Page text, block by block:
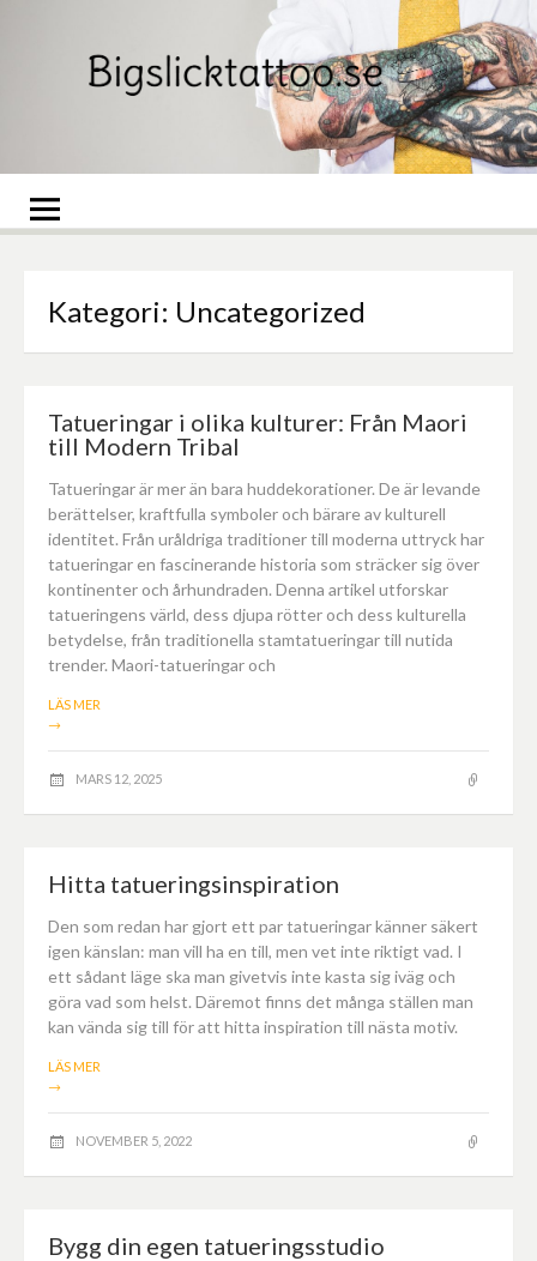
Bigslicktattoo.se
Kategori: Uncategorized
Tatueringar i olika kulturer: Från Maori
till Modern Tribal
Tatueringar är mer än bara huddekorationer. De är levande
berättelser, kraftfulla symboler och bärare av kulturell
identitet. Från uråldriga traditioner till moderna uttryck har
tatueringar en fascinerande historia som sträcker sig över
kontinenter och århundraden. Denna artikel utforskar
tatueringens värld, dess djupa rötter och dess kulturella
betydelse, från traditionella stamtatueringar till nutida
trender. Maori-tatueringar och
LÄS MER
→
MARS 12, 2025
Hitta tatueringsinspiration
Den som redan har gjort ett par tatueringar känner säkert
igen känslan: man vill ha en till, men vet inte riktigt vad. I
ett sådant läge ska man givetvis inte kasta sig iväg och
göra vad som helst. Däremot finns det många ställen man
kan vända sig till för att hitta inspiration till nästa motiv.
LÄS MER
→
NOVEMBER 5, 2022
Bygg din egen tatueringsstudio